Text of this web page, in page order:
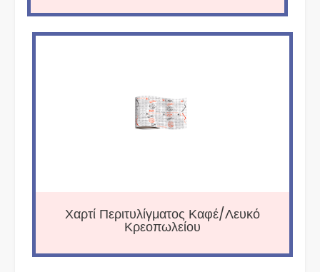
Χαρτί Περιτυλίγματος Καφέ/Λευκό
Κρεοπωλείου